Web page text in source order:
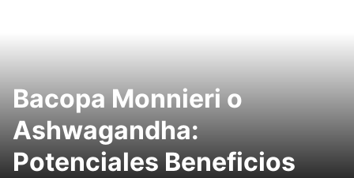
Bacopa Monnieri o
Ashwagandha:
Potenciales Beneficios